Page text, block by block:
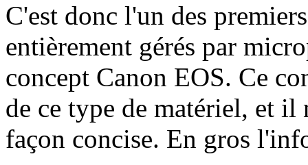
C'est donc l'un des
entièrement gérés par
concept Canon EOS. Ce
de ce type de matériel, et il
façon concise. En gros